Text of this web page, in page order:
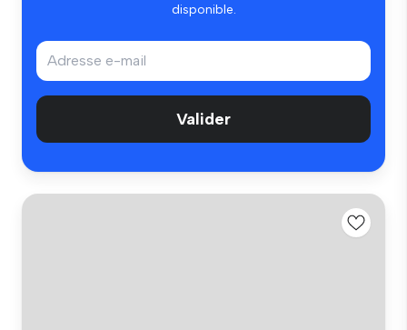
disponible.
Valider